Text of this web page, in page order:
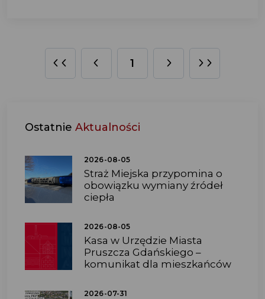
1
Ostatnie Aktualności
2026-08-05
Straż Miejska przypomina o
obowiązku wymiany źródeł
ciepła
2026-08-05
Kasa w Urzędzie Miasta
Pruszcza Gdańskiego –
komunikat dla mieszkańców
2026-07-31